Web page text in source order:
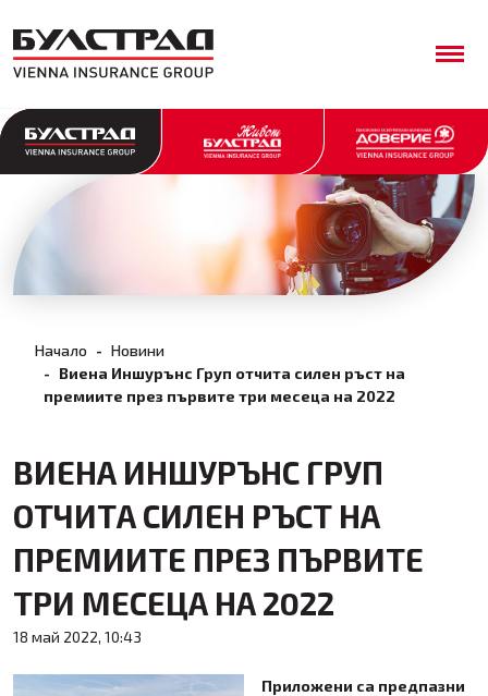
Начало
Новини
Виена Иншурънс Груп отчита силен ръст на
премиите през първите три месеца на 2022
ВИЕНА ИНШУРЪНС ГРУП
ОТЧИТА СИЛЕН РЪСТ НА
ПРЕМИИТЕ ПРЕЗ ПЪРВИТЕ
ТРИ МЕСЕЦА НА 2022
18 май 2022, 10:43
Приложени са предпазни